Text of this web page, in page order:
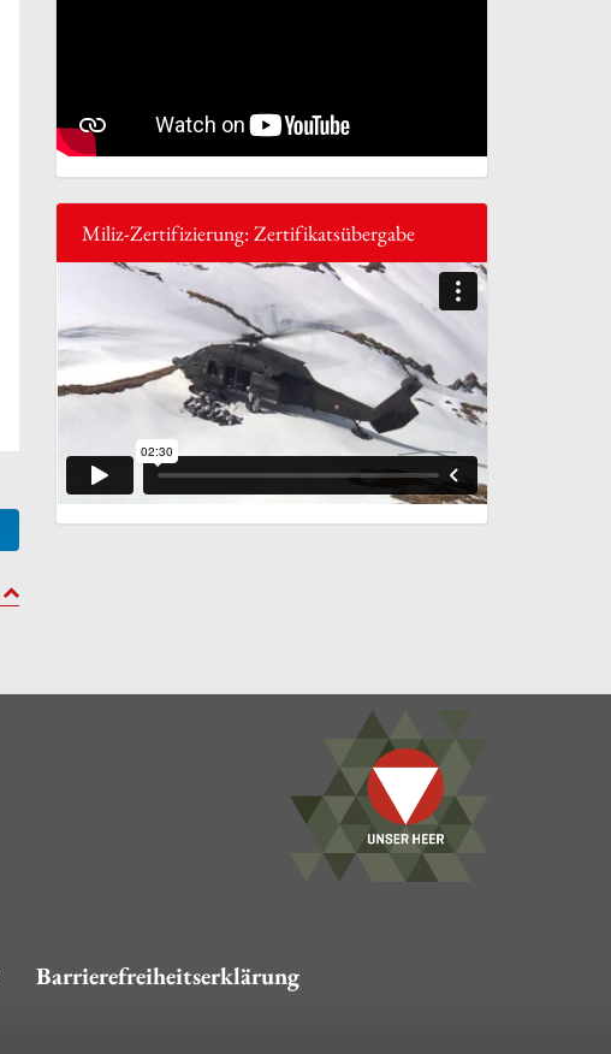
to top
Miliz-Zertifizierung: Zertifikatsübergabe
Barrierefreiheitserklärung